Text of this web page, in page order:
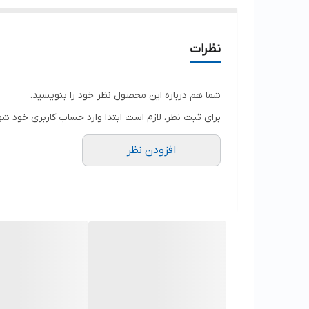
نظرات
شما هم درباره این محصول نظر خود را بنویسید.
برای ثبت نظر، لازم است ابتدا وارد حساب کاربری خود
افزودن نظر